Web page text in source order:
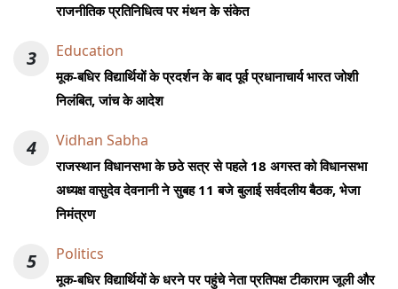
राजनीतिक प्रतिनिधित्व पर मंथन के संकेत
3 Education
मूक-बधिर विद्यार्थियों के प्रदर्शन के बाद पूर्व प्रधानाचार्य भारत जोशी
निलंबित, जांच के आदेश
4 Vidhan Sabha
राजस्थान विधानसभा के छठे सत्र से पहले 18 अगस्त को विधानसभा
अध्यक्ष वासुदेव देवनानी ने सुबह 11 बजे बुलाई सर्वदलीय बैठक, भेजा
निमंत्रण
5 Politics
मूक-बधिर विद्यार्थियों के धरने पर पहुंचे नेता प्रतिपक्ष टीकाराम जूली और